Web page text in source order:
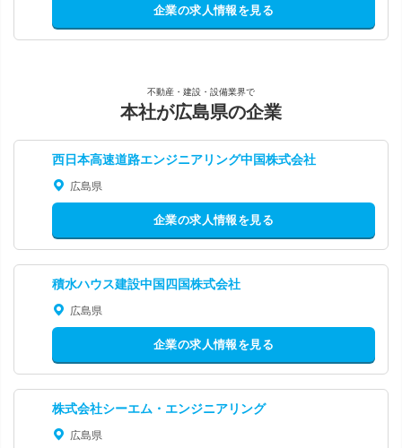
企業の求人情報を見る
不動産・建設・設備業界で
本社が広島県の企業
西日本高速道路エンジニアリング中国株式会社
広島県
企業の求人情報を見る
積水ハウス建設中国四国株式会社
広島県
企業の求人情報を見る
株式会社シーエム・エンジニアリング
広島県